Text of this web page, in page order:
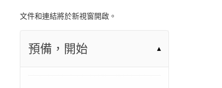
文件和連結將於新視窗開啟。
預備，開始